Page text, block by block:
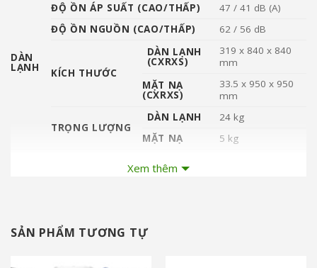
DÀN
LẠNH
ĐỘ ỒN ÁP SUẤT (CAO/THẤP)
47 / 41 dB (A)
ĐỘ ỒN NGUỒN (CAO/THẤP)
62 / 56 dB
KÍCH THƯỚC
DÀN LẠNH
(CXRXS)
319 x 840 x 840
mm
MẶT NẠ
(CXRXS)
33.5 x 950 x 950
mm
TRỌNG LƯỢNG
DÀN LẠNH
24 kg
MẶT NẠ
5 kg
Xem thêm
SẢN PHẨM TƯƠNG TỰ